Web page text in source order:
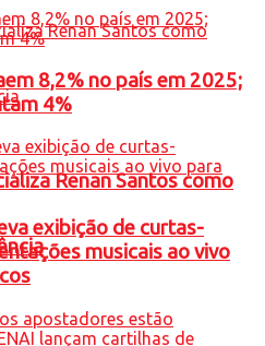
Renan Santos como
8,2% no país em 2025;
4%
exibição de curtas-
musicais ao vivo